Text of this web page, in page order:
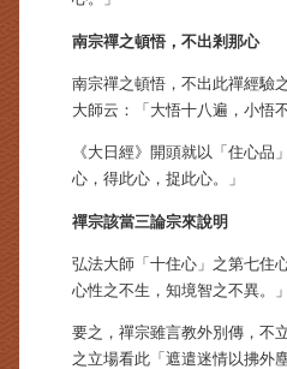
南宗禪之頓悟，不出剎那心
南宗禪之頓悟，不出此禪經驗
大師云：「大悟十八遍，小悟
《大日經》開頭就以「住心
心，得此心，捉此心。」
禪宗該當三論宗來說明
弘法大師「十住心」之第七住
心性之不生，知境智之不異。
要之，禪宗雖言教外別傳，不
之立場看此「遮遣迷情以拂外